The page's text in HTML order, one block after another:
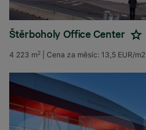
Štěrboholy Office Center
4 223 m2 Cena za měsíc: 13,5 EUR/m2